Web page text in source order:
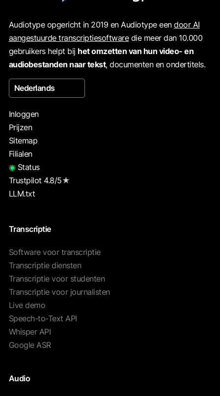
Audiotype opgericht in 2019 en Audiotype eendoor AI
aangestuurde transcriptiesoftwaredie meer dan 10.000
gebruikers helpt bij het omzetten van hun video- en
audiobestanden naar tekst, documenten en ondertitels.
Nederlands
Inloggen
Prijzen
Sitemap
Filialen
◉ Status
Trustpilot 4.8/5★
LLM.txt
Transcriptie
Software voor transcriptie
Transcriptie diensten
Transcriptie voor studenten
Transcriptie voor journalisten
Live demo
Speech-to-Text API
Whisper API
Google ASR
Audio